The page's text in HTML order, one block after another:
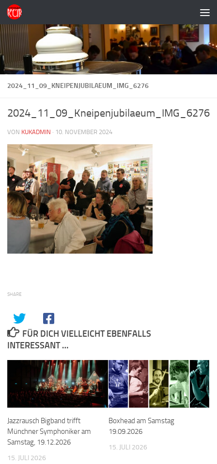
Zum Inhalt springen
2024_11_09_KNEIPENJUBILAEUM_IMG_6276
2024_11_09_Kneipenjubilaeum_IMG_6276
VON KUKADMIN · 10. NOVEMBER 2024
SHARE
FÜR DICH VIELLEICHT EBENFALLS
INTERESSANT …
Jazzrausch Bigband trifft
Münchner Symphoniker am
Samstag, 19.12.2026
15. JULI 2026
Boxhead am Samstag
19.09.2026
15. JULI 2026